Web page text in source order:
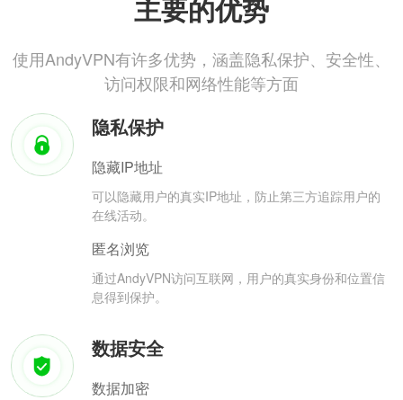
主要的优势
使用AndyVPN有许多优势，涵盖隐私保护、安全性、
访问权限和网络性能等方面
隐私保护
隐藏IP地址
可以隐藏用户的真实IP地址，防止第三方追踪用户的
在线活动。
匿名浏览
通过AndyVPN访问互联网，用户的真实身份和位置信
息得到保护。
数据安全
数据加密